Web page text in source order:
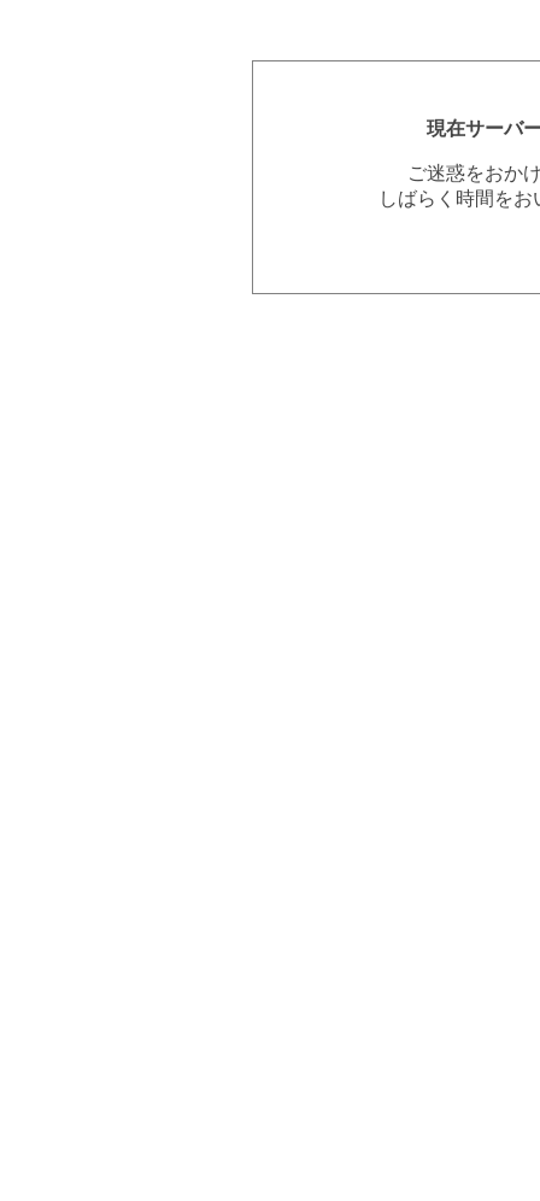
現在サーバ
ご迷惑をおか
しばらく時間を